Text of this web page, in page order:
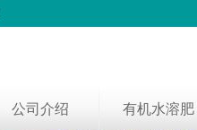
公司介绍 有机水溶肥